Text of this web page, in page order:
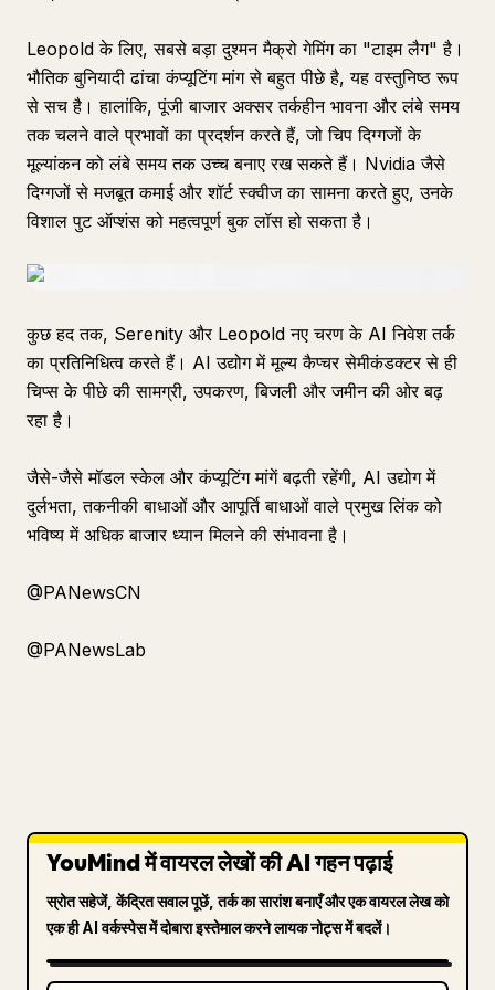
Leopold के लिए, सबसे बड़ा दुश्मन मैक्रो गेमिंग का "टाइम लैग" है।
भौतिक बुनियादी ढांचा कंप्यूटिंग मांग से बहुत पीछे है, यह वस्तुनिष्ठ रूप
से सच है। हालांकि, पूंजी बाजार अक्सर तर्कहीन भावना और लंबे समय
तक चलने वाले प्रभावों का प्रदर्शन करते हैं, जो चिप दिग्गजों के
मूल्यांकन को लंबे समय तक उच्च बनाए रख सकते हैं। Nvidia जैसे
दिग्गजों से मजबूत कमाई और शॉर्ट स्क्वीज का सामना करते हुए, उनके
विशाल पुट ऑप्शंस को महत्वपूर्ण बुक लॉस हो सकता है।
कुछ हद तक, Serenity और Leopold नए चरण के AI निवेश तर्क
का प्रतिनिधित्व करते हैं। AI उद्योग में मूल्य कैप्चर सेमीकंडक्टर से ही
चिप्स के पीछे की सामग्री, उपकरण, बिजली और जमीन की ओर बढ़
रहा है।
जैसे-जैसे मॉडल स्केल और कंप्यूटिंग मांगें बढ़ती रहेंगी, AI उद्योग में
दुर्लभता, तकनीकी बाधाओं और आपूर्ति बाधाओं वाले प्रमुख लिंक को
भविष्य में अधिक बाजार ध्यान मिलने की संभावना है।
@PANewsCN
@PANewsLab
YouMind में वायरल लेखों की AI गहन पढ़ाई
स्रोत सहेजें, केंद्रित सवाल पूछें, तर्क का सारांश बनाएँ और एक वायरल लेख को
एक ही AI वर्कस्पेस में दोबारा इस्तेमाल करने लायक नोट्स में बदलें।